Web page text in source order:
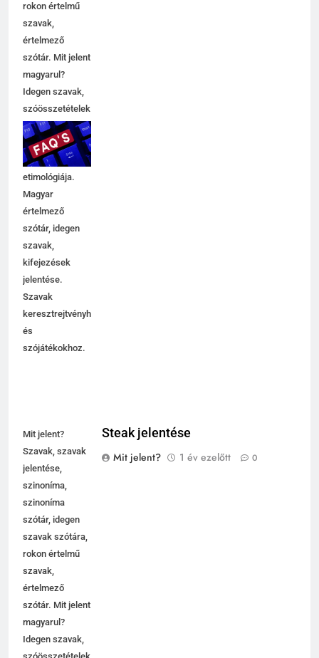
rokon értelmű
szavak,
értelmező
szótár. Mit jelent
magyarul?
Idegen szavak,
szóösszetételek
jelentése,
magyarázata,
használata,
etimológiája.
Magyar
értelmező
szótár, idegen
szavak,
kifejezések
jelentése.
Szavak
keresztrejtvényhez
és
szójátékokhoz.
Mit jelent?
Szavak, szavak
jelentése,
szinoníma,
szinoníma
szótár, idegen
szavak szótára,
rokon értelmű
szavak,
értelmező
szótár. Mit jelent
magyarul?
Idegen szavak,
Steak jelentése
Mit jelent?
1 év ezelőtt 0
5